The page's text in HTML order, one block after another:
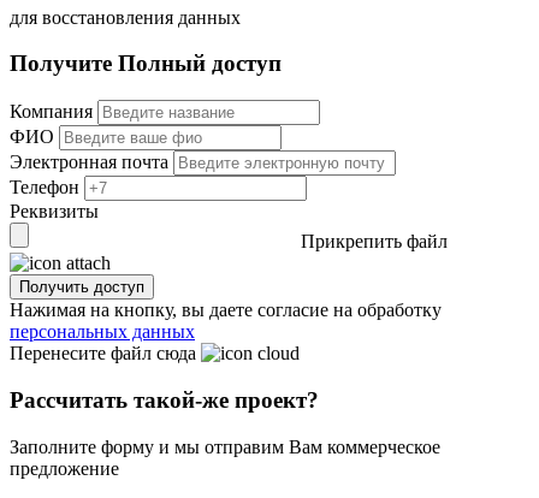
для восстановления данных
Получите Полный доступ
Компания
ФИО
Электронная почта
Телефон
Реквизиты
Прикрепить файл
Получить доступ
Нажимая на кнопку, вы даете согласие на обработку
персональных данных
Перенесите файл сюда
Рассчитать такой-же проект?
Заполните форму и мы отправим Вам коммерческое
предложение